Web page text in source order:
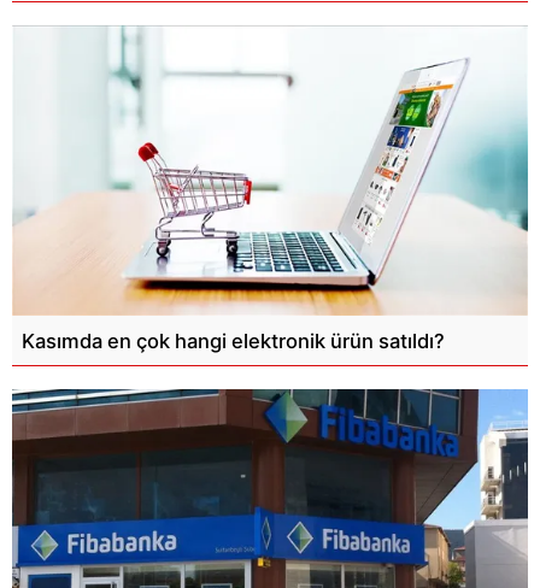
Kasımda en çok hangi elektronik ürün satıldı?